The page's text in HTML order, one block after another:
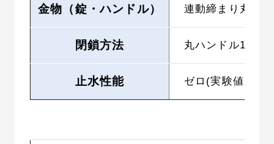
金物（錠・ハンドル） 連動締まり丸ハ
閉鎖方法 丸ハンドル13回転
止水性能 ゼロ(実験値）（